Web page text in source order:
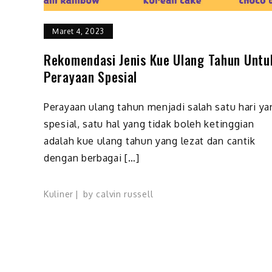
Maret 4, 2023
Rekomendasi Jenis Kue Ulang Tahun
Perayaan Spesial
Perayaan ulang tahun menjadi salah satu hari
spesial, satu hal yang tidak boleh ketinggian
adalah kue ulang tahun yang lezat dan cantik
dengan berbagai […]
Kuliner by calvin russell